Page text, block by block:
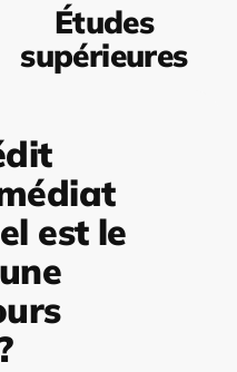
Études
supérieures
est le